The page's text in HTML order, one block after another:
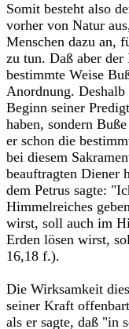
Somit besteht also
vorher von Natur
Menschen dazu an,
zu tun. Daß aber der
bestimmte Weise
Anordnung. Deshalb
Beginn seiner
haben, sondern
er schon die
bei diesem
beauftragten Diener
dem Petrus sagte:
Himmelreiches
wirst, soll auch im
Erden lösen wirst,
16,18 f.).
Die Wirksamkeit
seiner Kraft
als er sagte, daß "in